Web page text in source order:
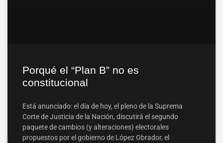
Porqué el “Plan B” no es
constitucional
Está anunciado: el día de hoy, el pleno de la Suprema
Corte de Justicia de la Nación, discutirá el segundo
paquete de cambios (y alteraciones) electorales
propuestos por el gobierno de López Obrador, el